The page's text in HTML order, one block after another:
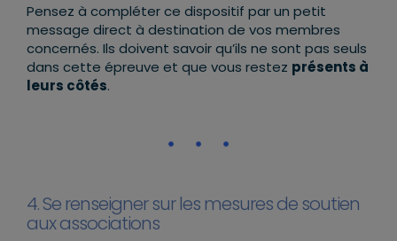
Pensez à compléter ce dispositif par un petit
message direct à destination de vos membres
concernés. Ils doivent savoir qu’ils ne sont pas seuls
dans cette épreuve et que vous restez présents à
leurs côtés.
4. Se renseigner sur les mesures de soutien
aux associations